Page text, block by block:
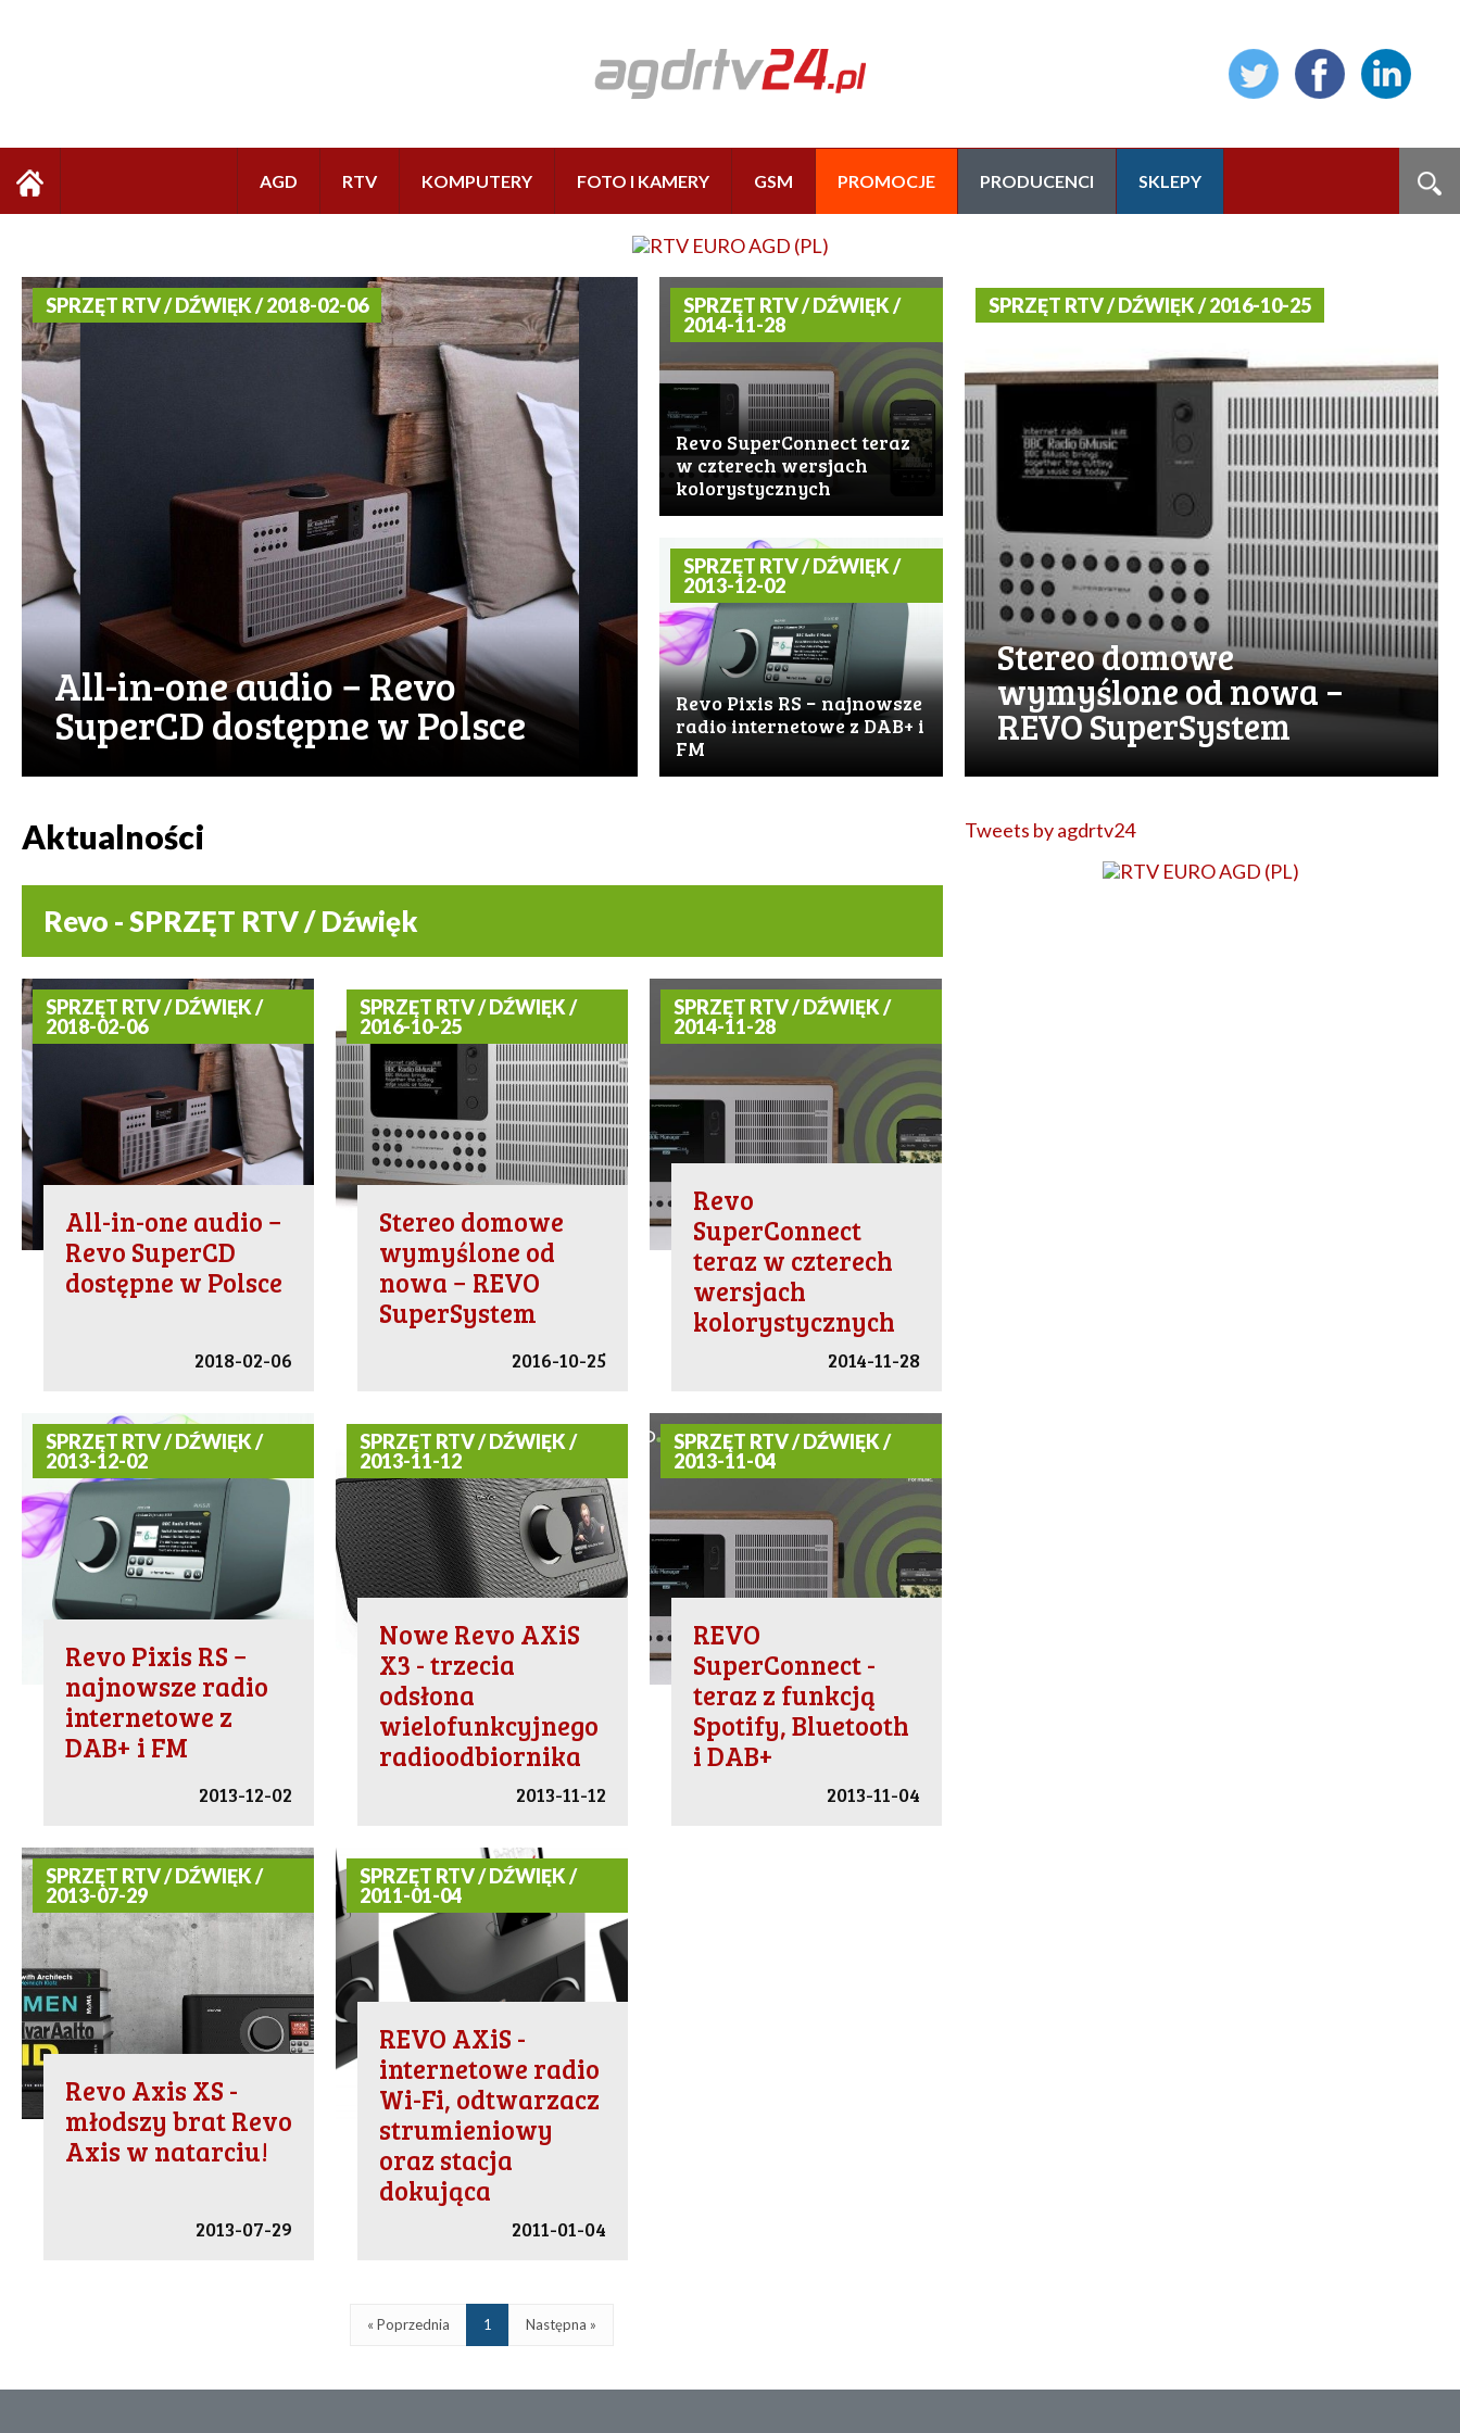
AGD RTV KOMPUTERY FOTO I KAMERY GSM PROMOCJE PRODUCENCI SKLEPY
SPRZĘT RTV / DŹWIĘK / 2018-02-06
All-in-one audio − Revo
SuperCD dostępne w Polsce
SPRZĘT RTV / DŹWIĘK / 2016-10-25
Stereo domowe
wymyślone od nowa −
REVO SuperSystem
SPRZĘT RTV / DŹWIĘK /
2014-11-28
Revo SuperConnect teraz
w czterech wersjach
kolorystycznych
SPRZĘT RTV / DŹWIĘK /
2013-12-02
Revo Pixis RS − najnowsze
radio internetowe z DAB+ i
FM
Aktualności
Revo - SPRZĘT RTV / Dźwięk
SPRZĘT RTV / DŹWIĘK /
2018-02-06
All-in-one audio −
Revo SuperCD
dostępne w Polsce
2018-02-06
SPRZĘT RTV / DŹWIĘK /
2016-10-25
Stereo domowe
wymyślone od
nowa − REVO
SuperSystem
2016-10-25
SPRZĘT RTV / DŹWIĘK /
2014-11-28
Revo
SuperConnect
teraz w czterech
wersjach
kolorystycznych
2014-11-28
SPRZĘT RTV / DŹWIĘK /
2013-12-02
Revo Pixis RS −
najnowsze radio
internetowe z
DAB+ i FM
2013-12-02
SPRZĘT RTV / DŹWIĘK /
2013-11-12
Nowe Revo AXiS
X3 - trzecia
odsłona
wielofunkcyjnego
radioodbiornika
2013-11-12
SPRZĘT RTV / DŹWIĘK /
2013-11-04
REVO
SuperConnect -
teraz z funkcją
Spotify, Bluetooth
i DAB+
2013-11-04
SPRZĘT RTV / DŹWIĘK /
2013-07-29
Revo Axis XS -
młodszy brat Revo
Axis w natarciu!
2013-07-29
SPRZĘT RTV / DŹWIĘK /
2011-01-04
REVO AXiS -
internetowe radio
Wi-Fi, odtwarzacz
strumieniowy
oraz stacja
dokująca
2011-01-04
« Poprzednia 1 Następna »
Tweets by agdrtv24